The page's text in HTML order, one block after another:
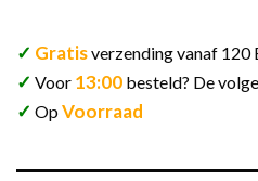
✓ Gratisverzending vanaf 120
✓ Voor 13:00 besteld? De
✓ OpVoorraad